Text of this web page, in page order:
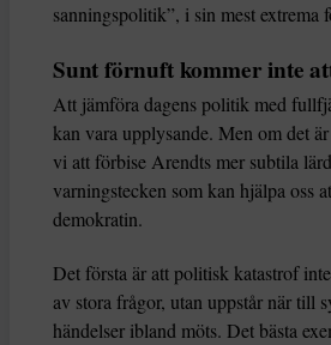
sanningspolitik”, i sin mest extrema
Sunt förnuft kommer inte
Att jämföra dagens politik med
kan vara upplysande. Men om det
vi att förbise Arendts mer subtila
varningstecken som kan hjälpa oss
demokratin.
Det första är att politisk katastrof
av stora frågor, utan uppstår när till
händelser ibland möts. Det bästa